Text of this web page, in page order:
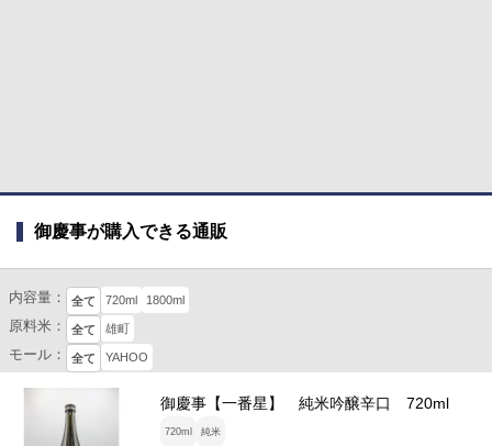
御慶事が購入できる通販
内容量： 全て 720ml 1800ml
原料米： 全て 雄町
モール： 全て YAHOO
御慶事【一番星】 純米吟醸辛口 720ml
720ml 純米